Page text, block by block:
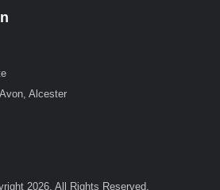
Alcester
2026. All Rights Reserved.